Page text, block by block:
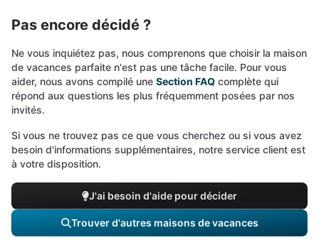
Pas encore décidé ?
Ne vous inquiétez pas, nous comprenons que choisir la maison
de vacances parfaite n'est pas une tâche facile. Pour vous
aider, nous avons compilé une Section FAQ complète qui
répond aux questions les plus fréquemment posées par nos
invités.
Si vous ne trouvez pas ce que vous cherchez ou si vous avez
besoin d'informations supplémentaires, notre service client est
à votre disposition.
J'ai besoin d'aide pour décider
Trouver d'autres maisons de vacances